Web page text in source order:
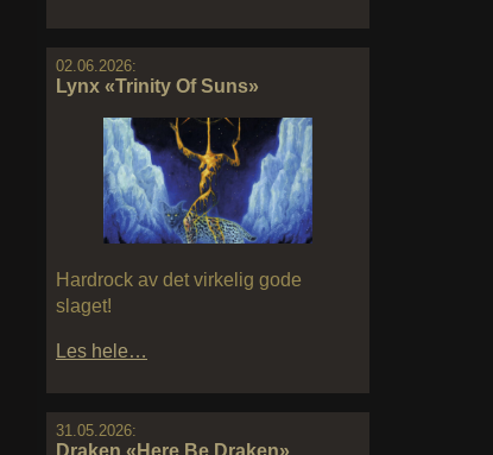
02.06.2026:
Lynx «Trinity Of Suns»
Hardrock av det virkelig gode
slaget!
Les hele…
31.05.2026:
Draken «Here Be Draken»